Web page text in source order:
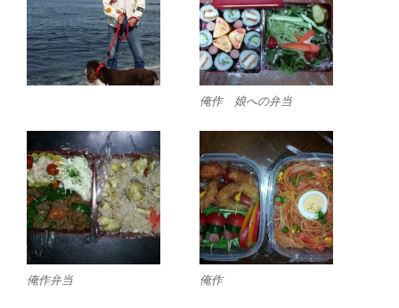
俺作 娘への弁当
俺作弁当 俺作